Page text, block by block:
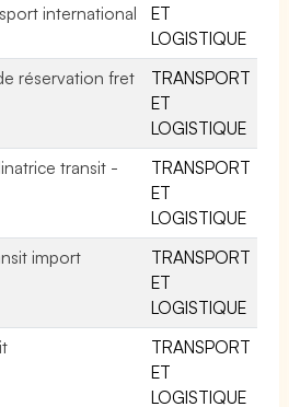
international
ET
LOGISTIQUE
réservation fret
TRANSPORT
ET
LOGISTIQUE
transit -
TRANSPORT
ET
LOGISTIQUE
import
TRANSPORT
ET
LOGISTIQUE
TRANSPORT
ET
LOGISTIQUE